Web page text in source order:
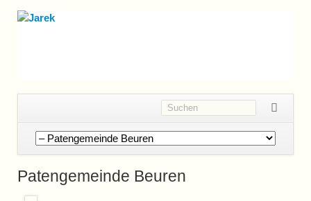
Navigation
überspringen
Patengemeinde Beuren